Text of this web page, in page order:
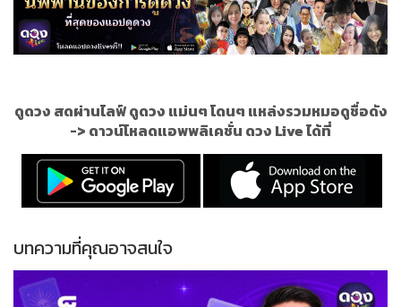
ดูดวง สดผ่านไลฟ์ ดูดวง แม่นๆ โดนๆ แหล่งรวมหมอดูชื่อดัง
-> ดาวน์โหลดแอพพลิเคชั่น ดวง Live ได้ที่
บทความที่คุณอาจสนใจ